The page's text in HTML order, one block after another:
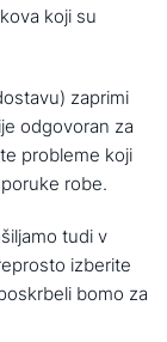
koji su
zaprimi
odgovoran za
probleme koji
robe.
tudi v
izberite
bomo za